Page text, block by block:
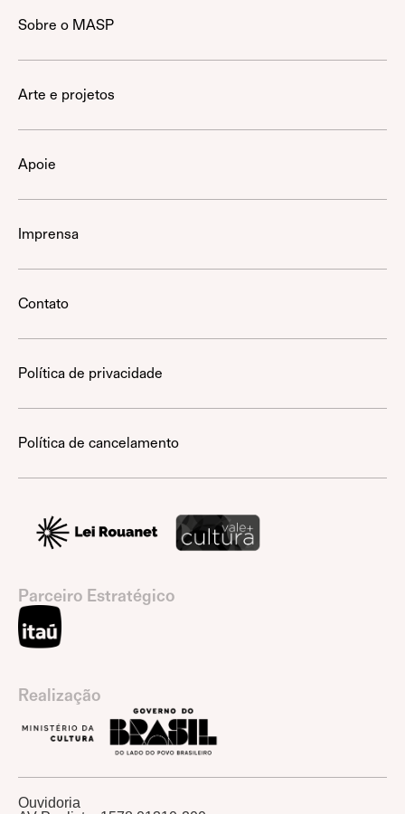
Sobre o MASP
Arte e projetos
Apoie
Imprensa
Contato
Política de privacidade
Política de cancelamento
Parceiro Estratégico
Realização
Ouvidoria